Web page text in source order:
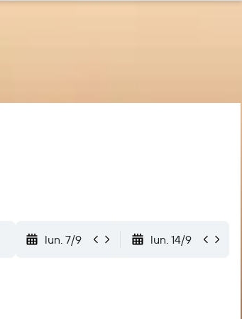
lun. 7/9 lun. 14/9